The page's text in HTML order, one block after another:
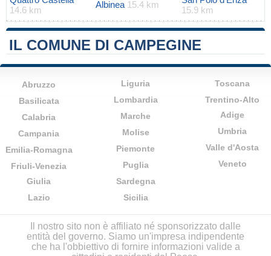
14.6 km
Albinea 15.4 km
15.9 km
IL COMUNE DI CAMPEGINE
Abruzzo
Basilicata
Calabria
Campania
Emilia-Romagna
Friuli-Venezia
Giulia
Lazio
Liguria
Lombardia
Marche
Molise
Piemonte
Puglia
Sardegna
Sicilia
Toscana
Trentino-Alto
Adige
Umbria
Valle d'Aosta
Veneto
Il nostro sito non è affiliato né sponsorizzato dalle
entità del governo. Siamo un'impresa indipendente
che ha l'obbiettivo di fornire informazioni valide a